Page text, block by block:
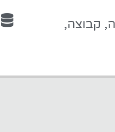
קבוצה,